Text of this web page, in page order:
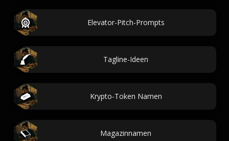
Elevator-Pitch-Prompts
Tagline-Ideen
Krypto-Token Namen
Magazinnamen